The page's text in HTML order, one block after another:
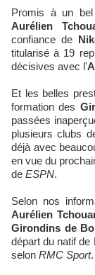
Promis à un
Aurélien
confiance de
titularisé à 19
décisives avec l'
Et les belles
formation des
passées
plusieurs clubs
déjà avec
en vue du
de ESPN.
Selon nos
Aurélien
Girondins de
départ du natif de
selon RMC Sport.